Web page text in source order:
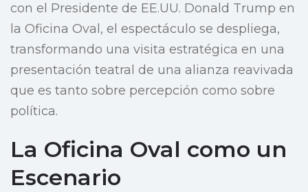
con el Presidente de EE.UU. Donald Trump en
la Oficina Oval, el espectáculo se despliega,
transformando una visita estratégica en una
presentación teatral de una alianza reavivada
que es tanto sobre percepción como sobre
política.
La Oficina Oval como un
Escenario